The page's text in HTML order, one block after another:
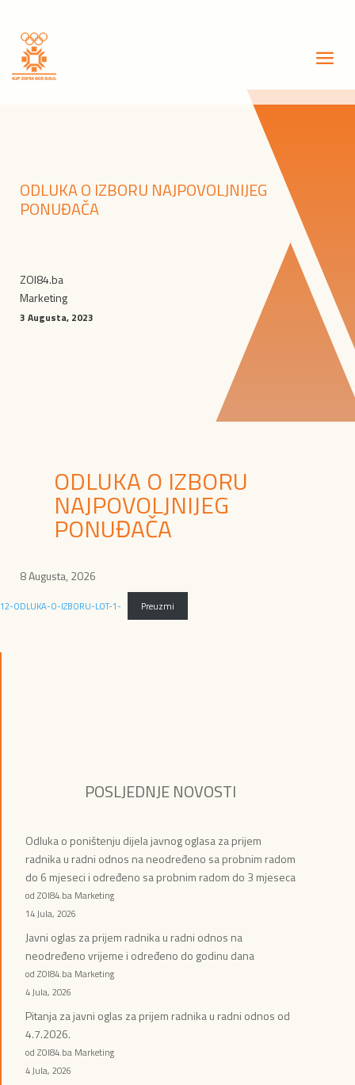
ODLUKA O IZBORU NAJPOVOLJNIJEG
PONUĐAČA
ZOI84.ba
Marketing
3 Augusta, 2023
ODLUKA O IZBORU
NAJPOVOLJNIJEG
PONUĐAČA
8 Augusta, 2026
12-ODLUKA-O-IZBORU-LOT-1- Preuzmi
POSLJEDNJE NOVOSTI
Odluka o poništenju dijela javnog oglasa za prijem
radnika u radni odnos na neodređeno sa probnim radom
do 6 mjeseci i određeno sa probnim radom do 3 mjeseca
od ZOI84.ba Marketing
14 Jula, 2026
Javni oglas za prijem radnika u radni odnos na
neodređeno vrijeme i određeno do godinu dana
od ZOI84.ba Marketing
4 Jula, 2026
Pitanja za javni oglas za prijem radnika u radni odnos od
4.7.2026.
od ZOI84.ba Marketing
4 Jula, 2026